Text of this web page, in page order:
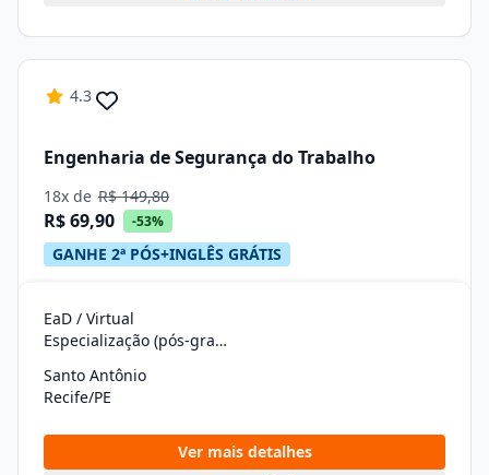
4.3
Engenharia de Segurança do Trabalho
18x de R$ 149,80
R$ 69,90 -53%
GANHE 2ª PÓS+INGLÊS GRÁTIS
EaD / Virtual
Especialização (pós-graduação)
Santo Antônio
Recife/PE
Ver mais detalhes